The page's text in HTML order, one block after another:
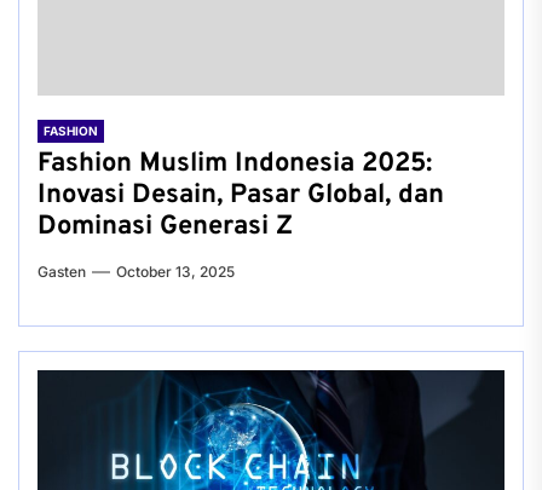
FASHION
Fashion Muslim Indonesia 2025:
Inovasi Desain, Pasar Global, dan
Dominasi Generasi Z
Gasten October 13, 2025